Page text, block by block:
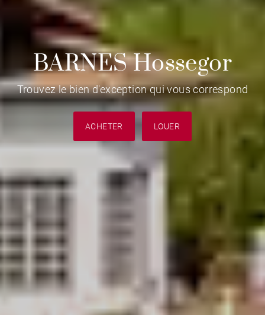
BARNES Hossegor
Trouvez le bien d'exception qui vous correspond
ACHETER LOUER